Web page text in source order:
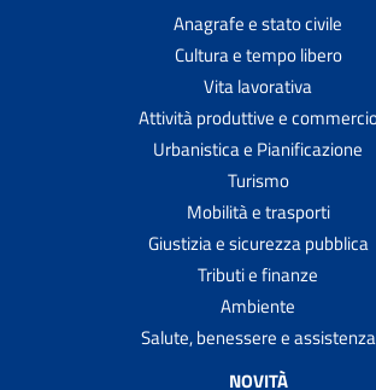
Anagrafe e stato civile
Cultura e tempo libero
Vita lavorativa
Attività produttive e
Urbanistica e Pianificazione
Turismo
Mobilità e trasporti
Giustizia e sicurezza pubblica
Tributi e finanze
Ambiente
Salute, benessere e assistenza
NOVITÀ